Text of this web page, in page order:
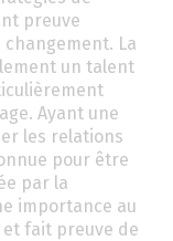
preuve
La
un talent
Ayant une
les relations
pour être
par la
importance au
fait preuve de